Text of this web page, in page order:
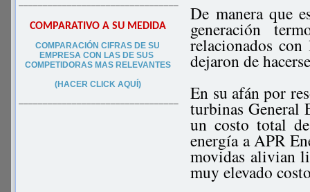
–––––––––––––––––––––––––––––––––
COMPARATIVO A SU MEDIDA
COMPARACIÓN CIFRAS DE SU
EMPRESA CON LAS DE SUS
COMPETIDORAS MAS RELEVANTES
(HACER CLICK AQUÍ)
–––––––––––––––––––––––––––––––––
De manera que
generación
relacionados
dejaron de
En su afán por
turbinas General
un costo total
energía a APR
movidas alivian
muy elevado